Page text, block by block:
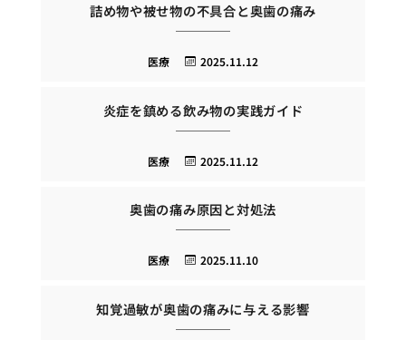
詰め物や被せ物の不具合と奥歯の痛み
2025.11.12
医療
炎症を鎮める飲み物の実践ガイド
2025.11.12
医療
奥歯の痛み原因と対処法
2025.11.10
医療
知覚過敏が奥歯の痛みに与える影響